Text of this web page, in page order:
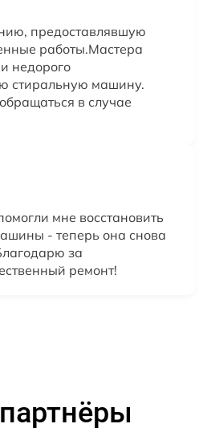
предоставлявшую
работы.Мастера
недорого
стиральную машину.
в случае
мне восстановить
- теперь она снова
за
ремонт!